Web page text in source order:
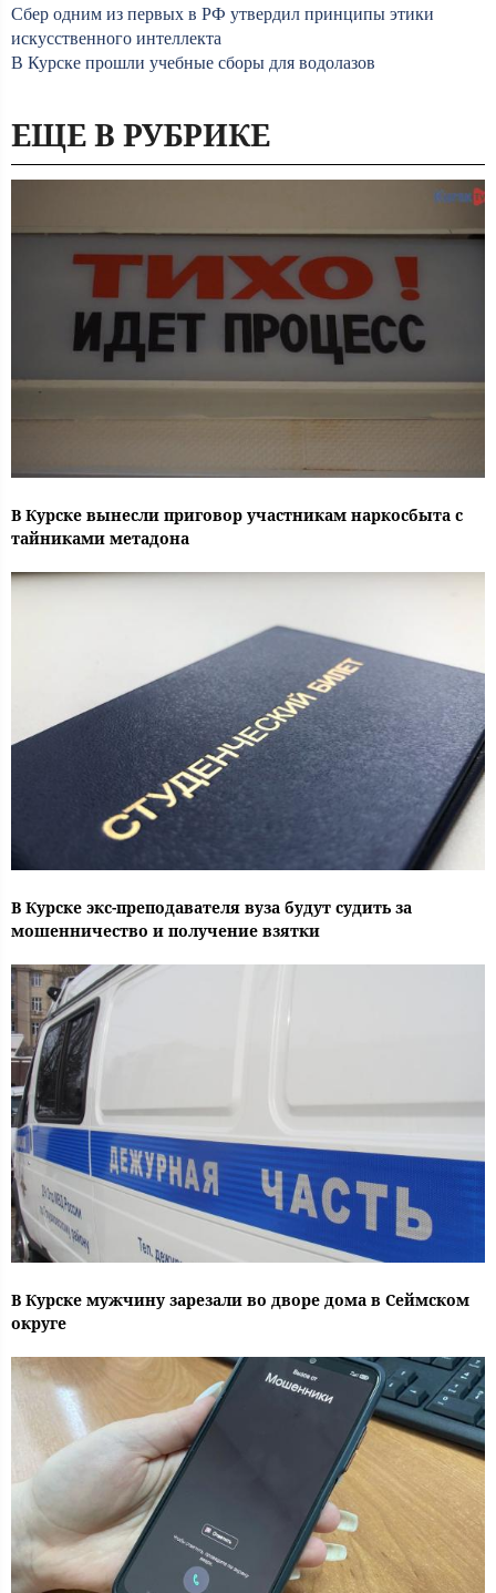
Сбер одним из первых в РФ утвердил принципы этики
искусственного интеллекта
В Курске прошли учебные сборы для водолазов
ЕЩЕ В РУБРИКЕ
В Курске вынесли приговор участникам наркосбыта с
тайниками метадона
В Курске экс-преподавателя вуза будут судить за
мошенничество и получение взятки
В Курске мужчину зарезали во дворе дома в Сеймском
округе